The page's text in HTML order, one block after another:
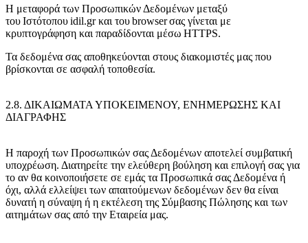
Η μεταφορά των Προσωπικών Δεδομένων μεταξύ
του Ιστότοπου idil.gr και του browser σας γίνεται με
κρυπτογράφηση και παραδίδονται μέσω HTTPS.
Τα δεδομένα σας αποθηκεύονται στους διακομιστές μας που
βρίσκονται σε ασφαλή τοποθεσία.
2.8. ΔΙΚΑΙΩΜΑΤΑ ΥΠΟΚΕΙΜΕΝΟΥ, ΕΝΗΜΕΡΩΣΗΣ ΚΑΙ
ΔΙΑΓΡΑΦΗΣ
Η παροχή των Προσωπικών σας Δεδομένων αποτελεί συμβατική
υποχρέωση. Διατηρείτε την ελεύθερη βούληση και επιλογή σας για
το αν θα κοινοποιήσετε σε εμάς τα Προσωπικά σας Δεδομένα ή
όχι, αλλά ελλείψει των απαιτούμενων δεδομένων δεν θα είναι
δυνατή η σύναψη ή η εκτέλεση της Σύμβασης Πώλησης και των
αιτημάτων σας από την Εταιρεία μας.